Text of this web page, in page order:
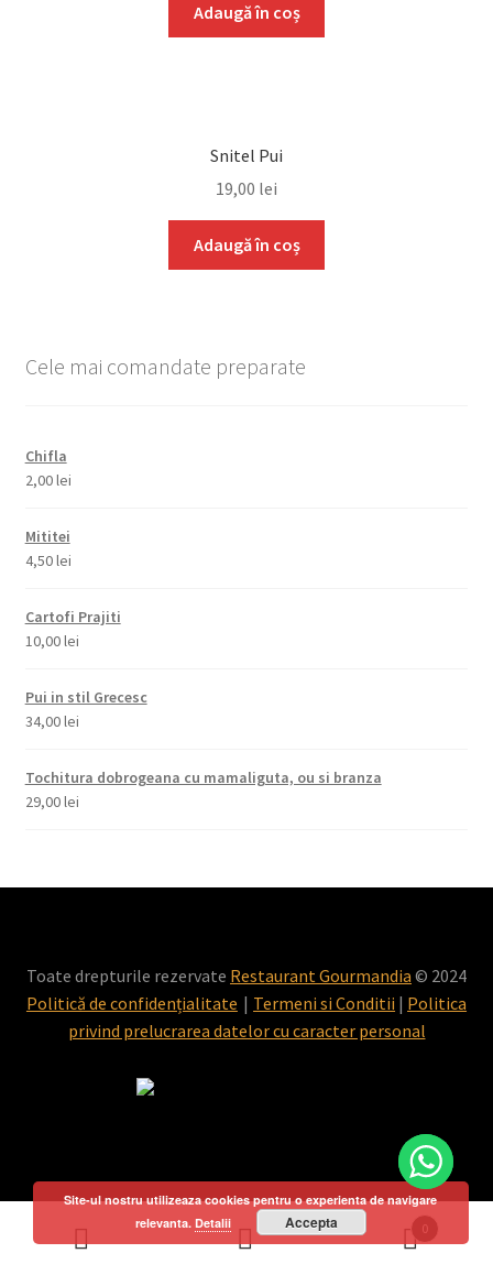
Adaugă în coș
Snitel Pui
19,00 lei
Adaugă în coș
Cele mai comandate preparate
Chifla
2,00lei
Mititei
4,50lei
Cartofi Prajiti
10,00lei
Pui in stil Grecesc
34,00lei
Tochitura dobrogeana cu mamaliguta, ou si branza
29,00lei
Toate drepturile rezervate Restaurant Gourmandia © 2024
Politică de confidențialitate
Termeni si Conditii | Politica
privind prelucrarea datelor cu caracter personal
0
Site-ul nostru utilizeaza cookies pentru o experienta de navigare
relevanta. Detalii Accepta